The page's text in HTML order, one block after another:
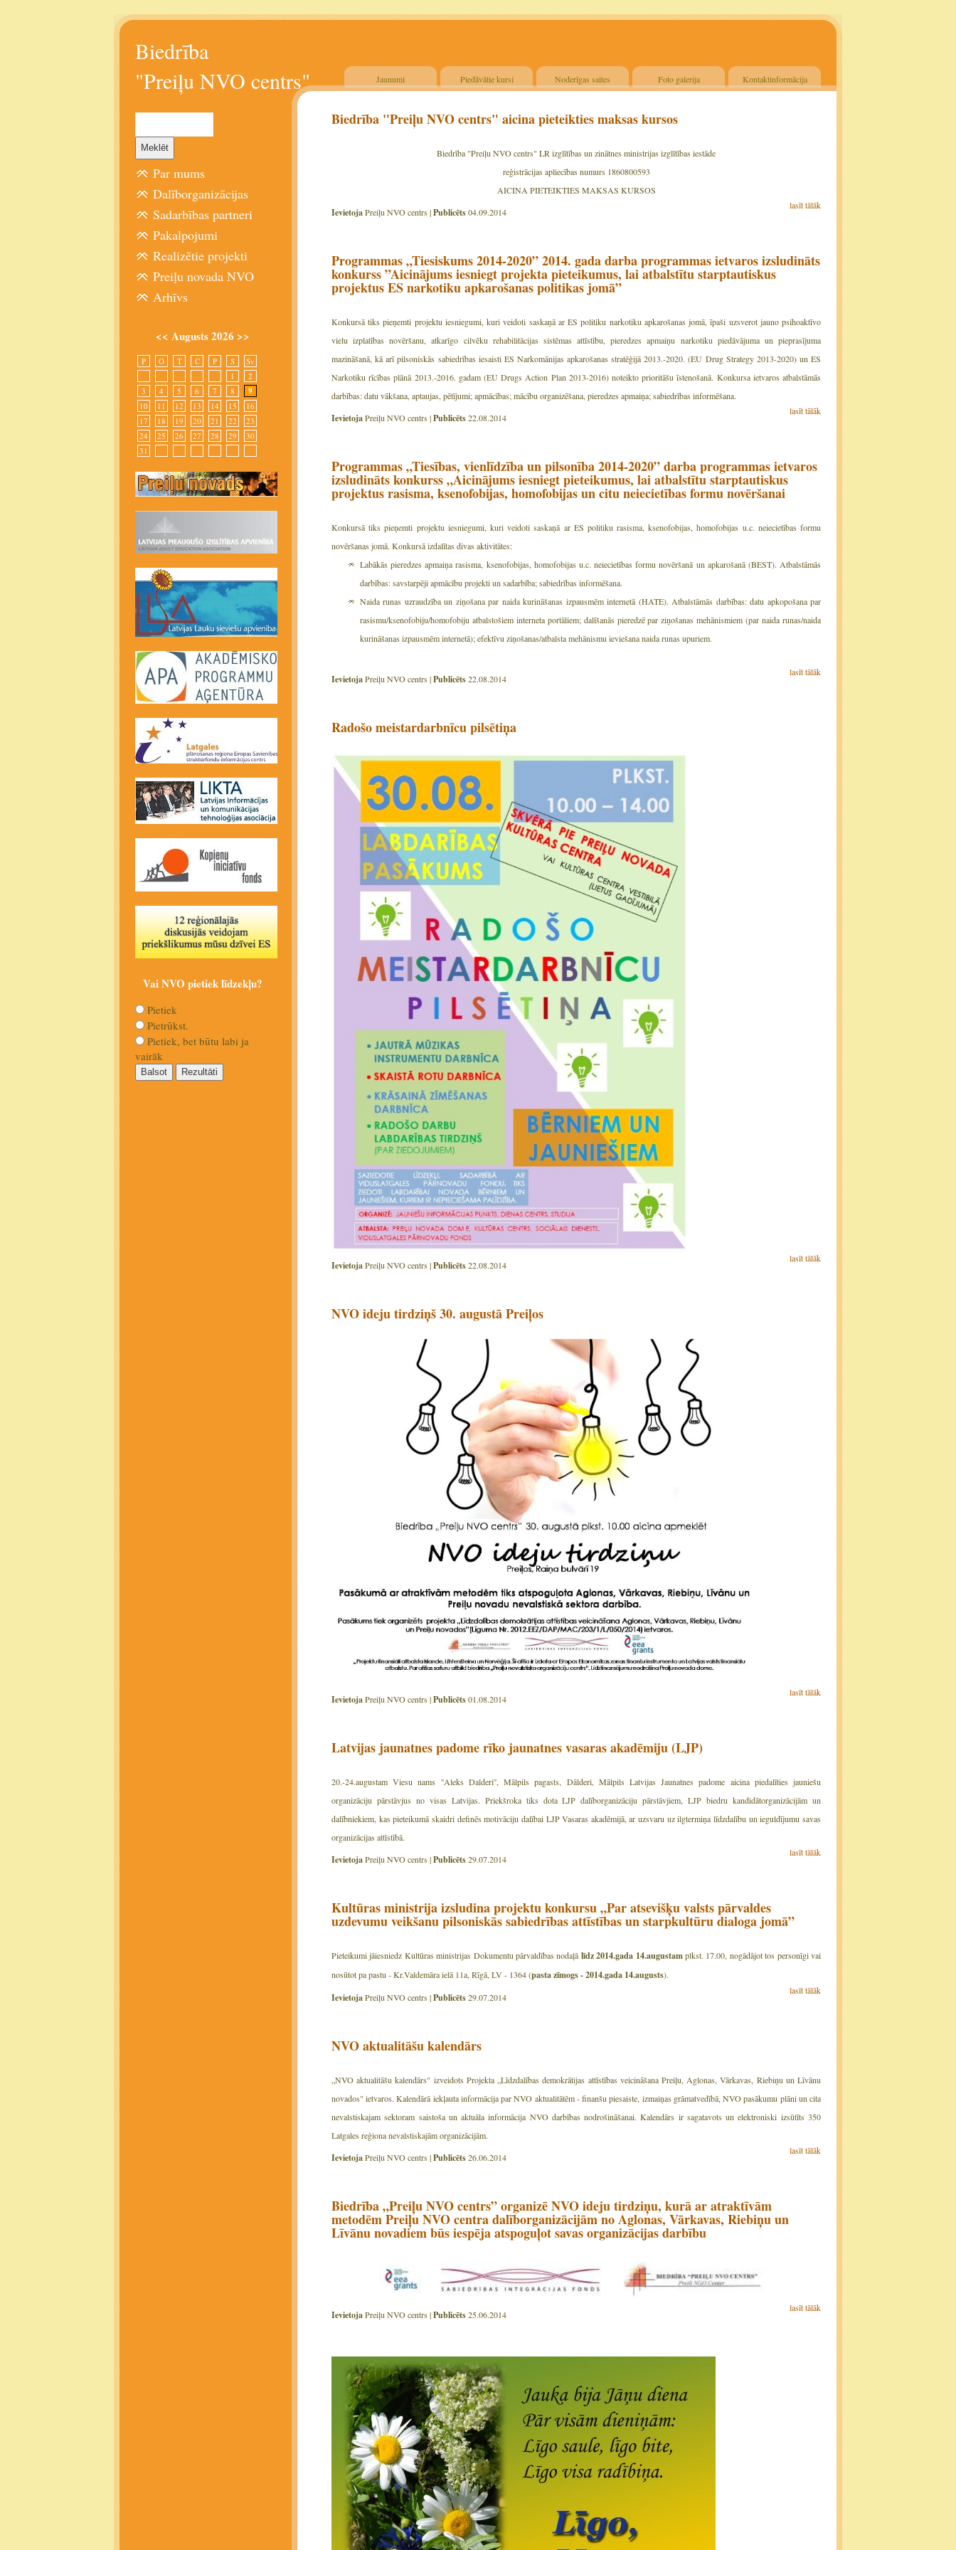
Biedrība
"Preiļu NVO centrs"
Jaunumi Piedāvātie kursi Noderīgas saites Foto galerija Kontaktinformācija
Biedrība "Preiļu NVO centrs" aicina pieteikties maksas kursos
Biedrība "Preiļu NVO centrs" LR izglītības un zinātnes ministrijas izglītības iestāde
reģistrācijas apliecības numurs 1860800593
AICINA PIETEIKTIES MAKSAS KURSOS
lasīt tālāk
IevietojaPreiļu NVO centrs |Publicēts04.09.2014
Programmas „Tiesiskums 2014-2020” 2014. gada darba programmas ietvaros izsludināts
konkurss ”Aicinājums iesniegt projekta pieteikumus, lai atbalstītu starptautiskus
projektus ES narkotiku apkarošanas politikas jomā”
Konkursā tiks pieņemti projektu iesniegumi, kuri veidoti saskaņā ar ES politiku narkotiku apkarošanas jomā, īpaši uzsverot jauno psihoaktīvo
vielu izplatības novēršanu, atkarīgo cilvēku rehabilitācijas sistēmas attīstību, pieredzes apmaiņu narkotiku piedāvājuma un pieprasījuma
mazināšanā, kā arī pilsoniskās sabiedrības iesaisti ES Narkomānijas apkarošanas stratēģijā 2013.-2020. (EU Drug Strategy 2013-2020) un ES
Narkotiku rīcības plānā 2013.-2016. gadam (EU Drugs Action Plan 2013-2016) noteikto prioritāšu īstenošanā. Konkursa ietvaros atbalstāmās
darbības: datu vākšana, aptaujas, pētījumi; apmācības; mācību organizēšana, pieredzes apmaiņa; sabiedrības informēšana.
lasīt tālāk
IevietojaPreiļu NVO centrs |Publicēts22.08.2014
Programmas „Tiesības, vienlīdzība un pilsonība 2014-2020” darba programmas ietvaros
izsludināts konkurss „Aicinājums iesniegt pieteikumus, lai atbalstītu starptautiskus
projektus rasisma, ksenofobijas, homofobijas un citu neiecietības formu novēršanai
Konkursā tiks pieņemti projektu iesniegumi, kuri veidoti saskaņā ar ES politiku rasisma, ksenofobijas, homofobijas u.c. neiecietības formu
novēršanas jomā. Konkursā izdalītas divas aktivitātes:
Labākās pieredzes apmaiņa rasisma, ksenofobijas, homofobijas u.c. neiecietības formu novēršanā un apkarošanā (BEST). Atbalstāmās
darbības: savstarpēji apmācību projekti un sadarbība; sabiedrības informēšana.
Naida runas uzraudzība un ziņošana par naida kurināšanas izpausmēm internetā (HATE). Atbalstāmās darbības: datu apkopošana par
rasismu/ksenofobiju/homofobiju atbalstošiem interneta portāliem; dalīšanās pieredzē par ziņošanas mehānismiem (par naida runas/naida
kurināšanas izpausmēm internetā); efektīvu ziņošanas/atbalsta mehānismu ieviešana naida runas upuriem.
lasīt tālāk
IevietojaPreiļu NVO centrs |Publicēts22.08.2014
Radošo meistardarbnīcu pilsētiņa
lasīt tālāk
IevietojaPreiļu NVO centrs |Publicēts22.08.2014
NVO ideju tirdziņš 30. augustā Preiļos
lasīt tālāk
IevietojaPreiļu NVO centrs |Publicēts01.08.2014
Latvijas jaunatnes padome rīko jaunatnes vasaras akadēmiju (LJP)
20.-24.augustam Viesu nams ''Aleks Dalderi'', Mālpils pagasts, Dālderi, Mālpils Latvijas Jaunatnes padome aicina piedalīties jauniešu
organizāciju pārstāvjus no visas Latvijas. Priekšroka tiks dota LJP dalīborganizāciju pārstāvjiem, LJP biedru kandidātorganizācijām un
dalībniekiem, kas pieteikumā skaidri definēs motivāciju dalībai LJP Vasaras akadēmijā, ar uzsvaru uz ilgtermiņa līdzdalību un ieguldījumu savas
organizācijas attīstībā.
lasīt tālāk
IevietojaPreiļu NVO centrs |Publicēts29.07.2014
Kultūras ministrija izsludina projektu konkursu „Par atsevišķu valsts pārvaldes
uzdevumu veikšanu pilsoniskās sabiedrības attīstības un starpkultūru dialoga jomā”
Pieteikumi jāiesniedz Kultūras ministrijas Dokumentu pārvaldības nodaļālīdz 2014.gada 14.augustamplkst. 17.00, nogādājot tos personīgi vai
nosūtot pa pastu - Kr.Valdemāra ielā 11a, Rīgā, LV - 1364 (pasta zīmogs - 2014.gada 14.augusts).
lasīt tālāk
IevietojaPreiļu NVO centrs |Publicēts29.07.2014
NVO aktualitāšu kalendārs
„NVO aktualitāšu kalendārs" izveidots Projekta „Līdzdalības demokrātijas attīstības veicināšana Preiļu, Aglonas, Vārkavas, Riebiņu un Līvānu
novados" ietvaros. Kalendārā iekļauta informācija par NVO aktualitātēm - finanšu piesaiste, izmaiņas grāmatvedībā, NVO pasākumu plāni un cita
nevalstiskajam sektoram saistoša un aktuāla informācija NVO darbības nodrošināšanai. Kalendārs ir sagatavots un elektroniski izsūtīts 350
Latgales reģiona nevalstiskajām organizācijām.
lasīt tālāk
IevietojaPreiļu NVO centrs |Publicēts26.06.2014
Biedrība „Preiļu NVO centrs” organizē NVO ideju tirdziņu, kurā ar atraktīvām
metodēm Preiļu NVO centra dalīborganizācijām no Aglonas, Vārkavas, Riebiņu un
Līvānu novadiem būs iespēja atspoguļot savas organizācijas darbību
lasīt tālāk
IevietojaPreiļu NVO centrs |Publicēts25.06.2014
Par mums
Dalīborganizācijas
Sadarbības partneri
Pakalpojumi
Realizētie projekti
Preiļu novada NVO
Arhīvs
<< Augusts 2026 >>
P O T C P S
Sv
1
2
3
4 5 6 7 8 9
10 11 12 13 14 15
16
17
18 19 20 21 22
23
24
25 26 27 28 29
30
31
Vai NVO pietiek līdzekļu?
Pietiek
Pietrūkst.
Pietiek, bet būtu labi ja
vairāk